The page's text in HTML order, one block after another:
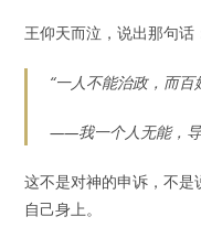
王仰天而泣，说出那句话
“一人不能治政，而百
——我一个人无能，导
这不是对神的申诉，不
自己身上。